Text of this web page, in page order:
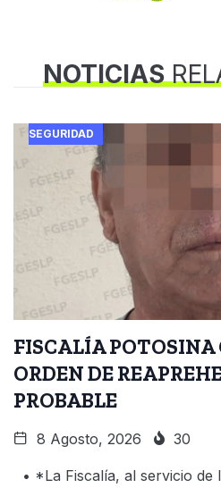
NOTICIAS
SEGURIDAD
FISCALÍA
ORDEN DE
PROBABLE
8 Agosto, 2026 30
• *La Fiscalía, al servicio de